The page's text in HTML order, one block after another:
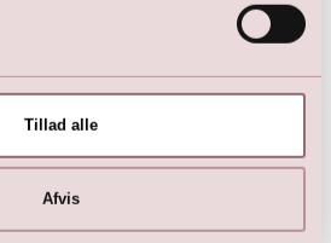
Tillad alle
Afvis